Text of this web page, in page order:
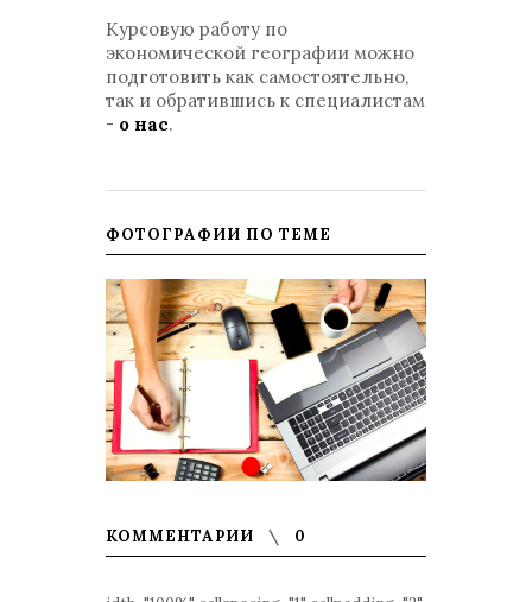
Курсовую работу по
экономической географии можно
подготовить как самостоятельно,
так и обратившись к специалистам
- о нас.
ФОТОГРАФИИ ПО ТЕМЕ
КОММЕНТАРИИ 0